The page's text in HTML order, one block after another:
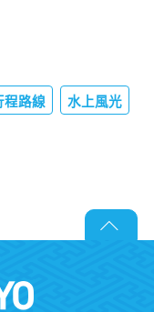
程路線 水上風光